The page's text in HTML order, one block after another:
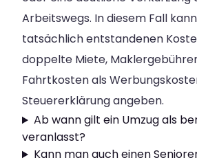
Arbeitswegs. In diesem Fall
tatsächlich entstandenen
doppelte Miete,
Fahrtkosten als
Steuererklärung angeben.
Ab wann gilt ein Umzug als
veranlasst?
Kann man auch einen